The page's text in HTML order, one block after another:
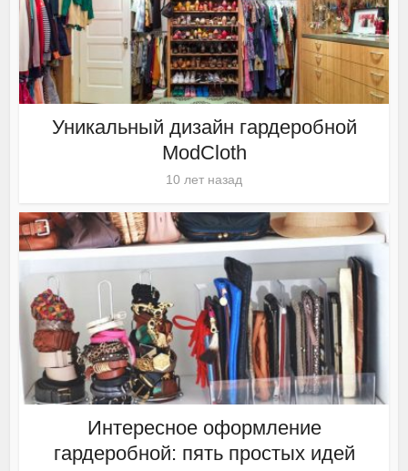
Уникальный дизайн гардеробной
ModCloth
10 лет назад
Интересное оформление
гардеробной: пять простых идей